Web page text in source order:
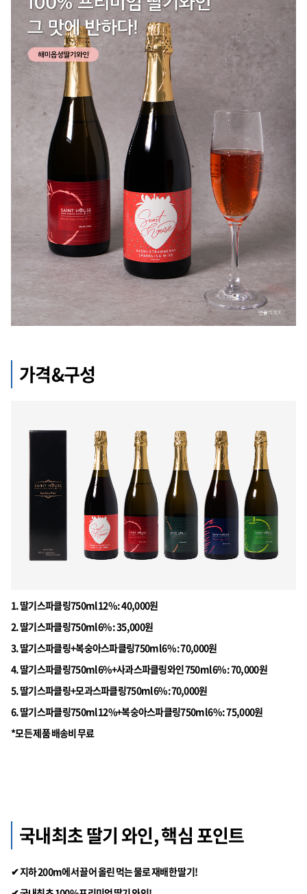
가격&구성
1. 딸기스파클링750ml 12% : 40,000원
2. 딸기스파클링750ml 6% : 35,000원
3. 딸기스파클링+복숭아스파클링750ml 6% : 70,000원
4. 딸기스파클링750ml 6%+사과스파클링와인 750ml 6% : 70,000원
5. 딸기스파클링+모과스파클링750ml 6% :70,000원
6. 딸기스파클링750ml 12%+복숭아스파클링750ml 6% : 75,000원
*모든 제품 배송비 무료
국내최초 딸기 와인, 핵심 포인트
✔ 지하 200m에서 끌어 올린 먹는 물로 재배한 딸기!